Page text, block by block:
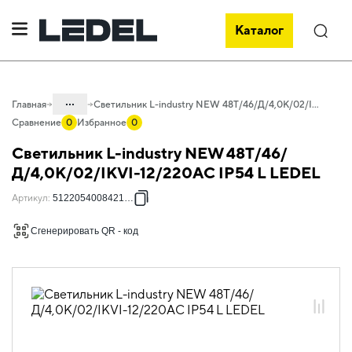
Каталог Поиск
Главная ...
Проектное освещение LEDEL
Светильники для промышленного
Общепромышленное освещение
Светильник L-industry NEW 48Т/46/Д/4,0К/02/IKVI-12/220AC IP54 L LEDEL
Сравнение 0 Избранное 0
Светильник L-industry NEW 48Т/46/
Д/4,0К/02/IKVI-12/220AC IP54 L LEDEL
Артикул: 512205400842100L
Сгенерировать QR - код